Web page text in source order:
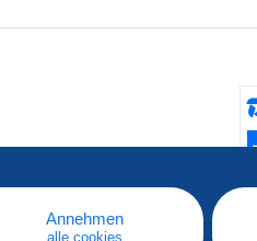
Annehmen
alle cookies